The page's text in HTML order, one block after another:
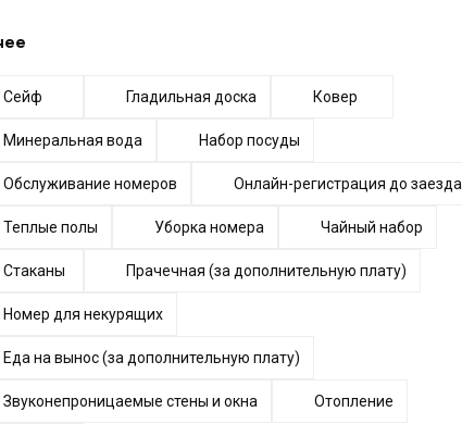
Cейф Гладильная доска Ковер
Минеральная вода Набор посуды
Обслуживание номеров Онлайн-регистрация до заезда
Теплые полы Уборка номера Чайный набор
Стаканы Прачечная (за дополнительную плату)
Номер для некурящих
Еда на вынос (за дополнительную плату)
Звуконепроницаемые стены и окна Отопление